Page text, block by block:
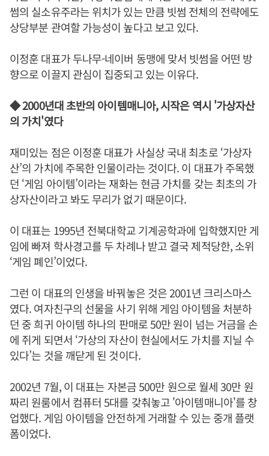
썸의 실소유주라는 위치가 있는 만큼 빗썸 전체의 전략에도
상당부분 관여할 가능성이 높다고 보고 있다.
이정훈 대표가 두나무-네이버 동맹에 맞서 빗썸을 어떤 방
향으로 이끌지 관심이 집중되고 있는 이유다.
◆ 2000년대 초반의 아이템매니아, 시작은 역시 '가상자산
의 가치'였다
재미있는 점은 이정훈 대표가 사실상 국내 최초로 ‘가상자
산’의 가치에 주목한 인물이라는 것이다. 이 대표가 주목했
던 ‘게임 아이템’이라는 재화는 현금 가치를 갖는 최초의 가
상자산이라고 봐도 무리가 없기 때문이다.
이 대표는 1995년 전북대학교 기계공학과에 입학했지만 게
임에 빠져 학사경고를 두 차례나 받고 결국 제적당한, 소위
‘게임 폐인’이었다.
그런 이 대표의 인생을 바꿔놓은 것은 2001년 크리스마스
였다. 여자친구의 선물을 사기 위해 게임 아이템을 처분하
던 중 희귀 아이템 하나의 판매로 50만 원이 넘는 거금을 손
에 쥐게 되면서 ‘가상의 자산이 현실에서도 가치를 지닐 수
있다’는 것을 깨닫게 된 것이다.
2002년 7월, 이 대표는 자본금 500만 원으로 월세 30만 원
짜리 원룸에서 컴퓨터 5대를 갖춰놓고 '아이템매니아'를 창
업했다. 게임 아이템을 안전하게 거래할 수 있는 중개 플랫
폼이었다.